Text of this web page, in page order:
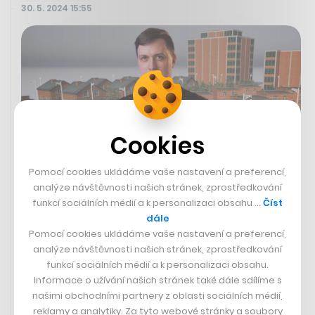
30. 5. 2024 15:55
Sim City ze Zlína. V nové české hře
postavíte město jako Tomáš Baťa,
autoři ji tvoří ručně z tištěných
domů
MICHAL MANČAŘ
Cookies
Pomocí cookies ukládáme vaše nastavení a preferencí,
analýze návštěvnosti našich stránek, zprostředkování
funkcí sociálních médií a k personalizaci obsahu … Číst
dále
Pomocí cookies ukládáme vaše nastavení a preferencí,
analýze návštěvnosti našich stránek, zprostředkování
funkcí sociálních médií a k personalizaci obsahu.
Informace o užívání našich stránek také dále sdílíme s
našimi obchodními partnery z oblasti sociálních médií,
reklamy a analytiky. Za tyto webové stránky a soubory